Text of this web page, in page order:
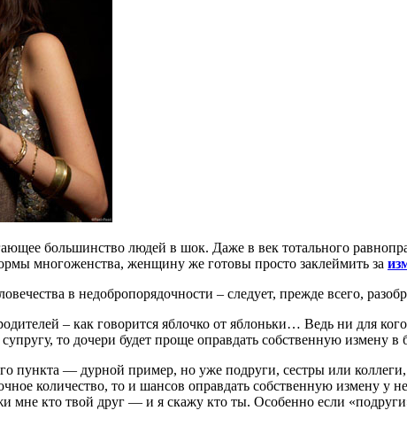
большинство людей в шок. Даже в век тотального
многоженства, женщину же готовы просто заклеймить за
в недобропорядочности – следует, прежде всего,
– как говорится яблочко от яблоньки… Ведь ни для
то дочери будет проще оправдать собственную измену в
— дурной пример, но уже подруги, сестры или коллеги,
количество, то и шансов оправдать собственную измену у
мне кто твой друг — и я скажу кто ты. Особенно если